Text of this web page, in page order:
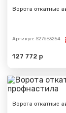
Ворота откатные
Артикул: S276E3254
127 772 р
Ворота откатные